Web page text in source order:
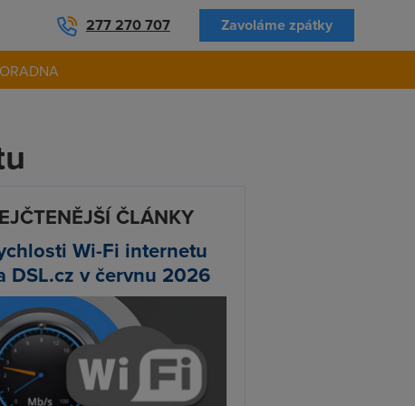
277 270 707 Zavoláme zpátky
ČLÁNKY
Wi-Fi internetu
DSL.cz v červnu 2026